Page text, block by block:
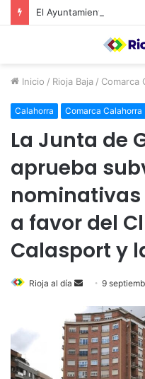
Inicio / Rioja Baja / Comarca
Calahorra Comarca Calahorra
La Junta de
aprueba
nominativas
a favor del
Calasport y
Rioja al día
n
d
a
n
9